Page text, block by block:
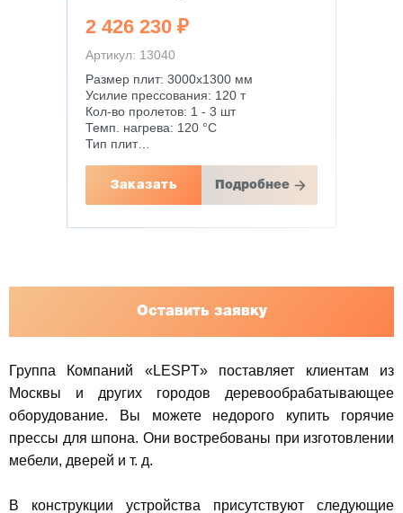
2 426 230 ₽
Артикул: 13040
Размер плит: 3000х1300 мм
Усилие прессования: 120 т
Кол-во пролетов: 1 - 3 шт
Темп. нагрева: 120 °С
Тип плит…
Заказать Подробнее
Оставить заявку
Группа Компаний «LESPT» поставляет клиентам из
Москвы и других городов деревообрабатывающее
оборудование. Вы можете недорого купить горячие
прессы для шпона. Они востребованы при изготовлении
мебели, дверей и т. д.
В конструкции устройства присутствуют следующие